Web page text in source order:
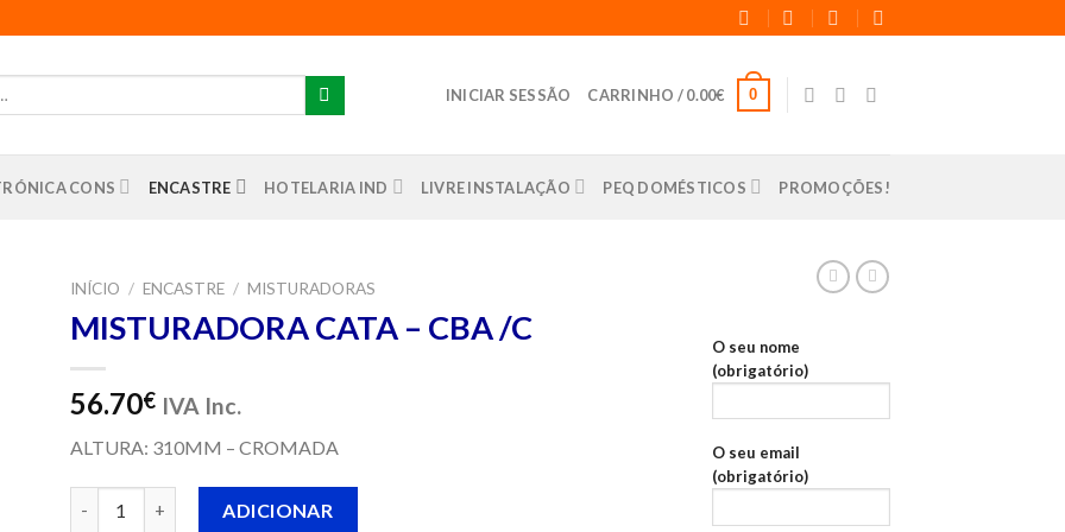
INICIAR SESSÃO CARRINHO /0.00€ 0
CONS ENCASTRE HOTELARIA IND LIVRE INSTALAÇÃO PEQ DOMÉSTICOS PROMOÇÕES!
INÍCIO / ENCASTRE / MISTURADORAS
MISTURADORA CATA – CBA /C
56.70€ IVA Inc.
ALTURA: 310MM – CROMADA
ADICIONAR
O seu nome
(obrigatório)
O seu email
(obrigatório)